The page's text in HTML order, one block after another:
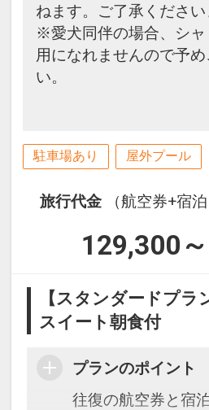
ねます。ご了承ください
※愛犬同伴の場合、シャ
用になれませんので予
い。
駐車場あり 屋外プール
旅行代金
（航空券+宿
129,300
【スタンダードプラ
スイート朝食付
プランのポイント
往復の航空券と宿